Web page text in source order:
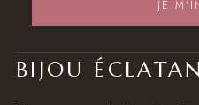
JE
BIJOU